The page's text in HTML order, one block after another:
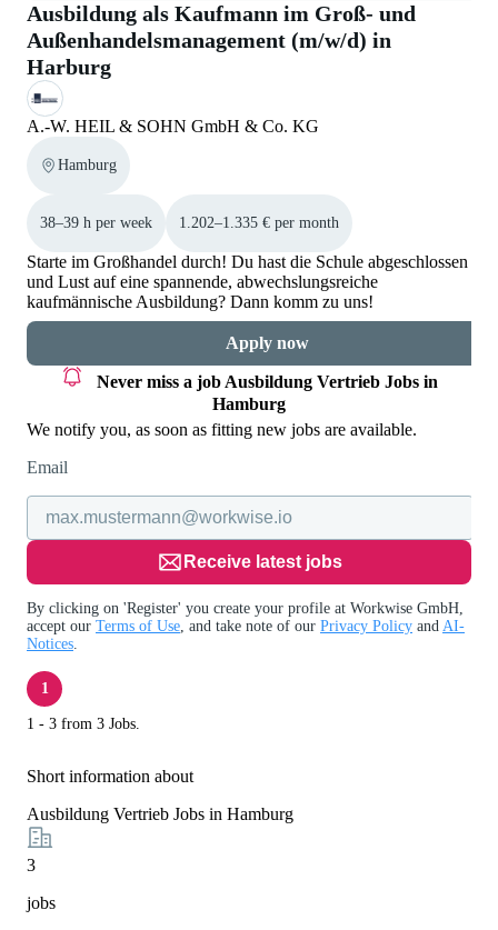
Ausbildung als Kaufmann im Groß- und
Außenhandelsmanagement (m/w/d) in
Harburg
A.-W. HEIL & SOHN GmbH & Co. KG
Hamburg
38–39 h per week 1.202–1.335 € per month
Starte im Großhandel durch! Du hast die Schule abgeschlossen
und Lust auf eine spannende, abwechslungsreiche
kaufmännische Ausbildung? Dann komm zu uns!
Apply now
Never miss a job Ausbildung Vertrieb Jobs in
Hamburg
We notify you, as soon as fitting new jobs are available.
Email
Receive latest jobs
By clicking on 'Register' you create your profile at Workwise GmbH,
accept our Terms of Use, and take note of our Privacy Policy and AI-
Notices.
1
1 - 3 from 3 Jobs.
Short information about
Ausbildung Vertrieb Jobs in Hamburg
3
jobs